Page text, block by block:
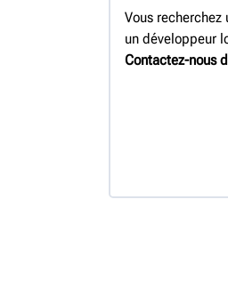
Vous
un développeur
Contactez-nous